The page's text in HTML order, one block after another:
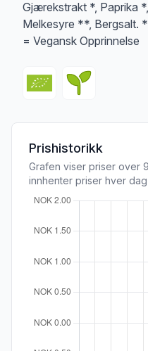
Gjærekstrakt *, Paprika
Melkesyre **, Bergsalt.
= Vegansk Opprinnelse
Prishistorikk
Grafen viser priser over
innhenter priser hver